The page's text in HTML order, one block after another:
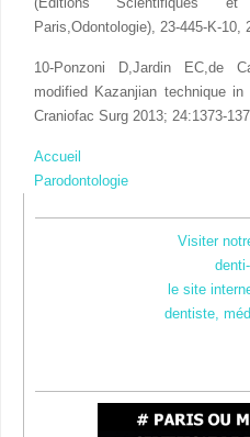
Paris,Odontologie), 23-445-K-10,
10-Ponzoni D,Jardin EC,de
modified Kazanjian technique
Craniofac Surg 2013; 24:1373-
Accueil
Parodontologie
Visiter
le site
dentiste,